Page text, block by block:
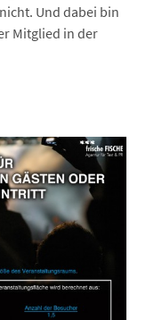
Und dabei bin
Mitglied in der